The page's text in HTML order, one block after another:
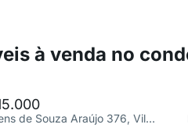
à venda no
R. Rubens de Souza Araújo 376, Vila Mangalot